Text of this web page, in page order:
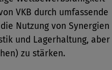
VKB durch umfassende
Nutzung von Synergien
und Lagerhaltung, aber
zu stärken.